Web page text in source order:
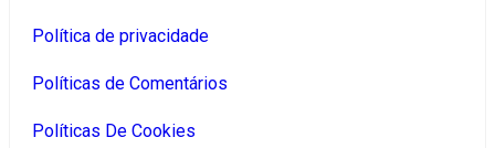
Política de privacidade
Políticas de Comentários
Políticas De Cookies